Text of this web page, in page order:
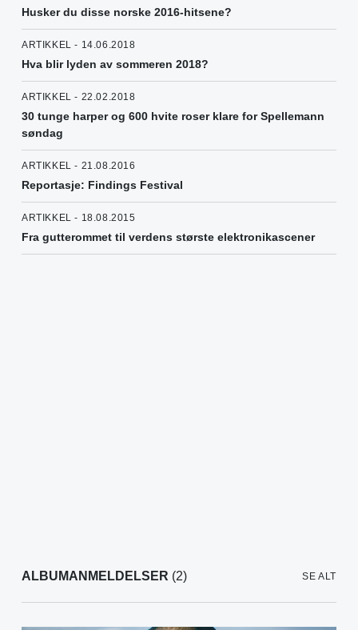
Husker du disse norske 2016-hitsene?
ARTIKKEL - 14.06.2018
Hva blir lyden av sommeren 2018?
ARTIKKEL - 22.02.2018
30 tunge harper og 600 hvite roser klare for Spellemann
søndag
ARTIKKEL - 21.08.2016
Reportasje: Findings Festival
ARTIKKEL - 18.08.2015
Fra gutterommet til verdens største elektronikascener
ALBUMANMELDELSER (2) SE ALT